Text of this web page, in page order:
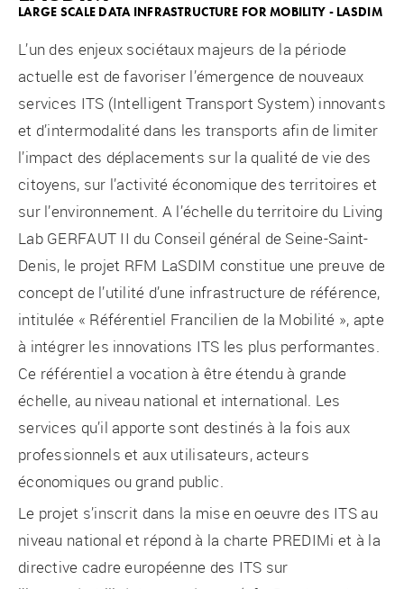
LARGE SCALE DATA INFRASTRUCTURE FOR MOBILITY - LASDIM
L’un des enjeux sociétaux majeurs de la période
actuelle est de favoriser l’émergence de nouveaux
services ITS (Intelligent Transport System) innovants
et d’intermodalité dans les transports afin de limiter
l’impact des déplacements sur la qualité de vie des
citoyens, sur l’activité économique des territoires et
sur l’environnement. A l’échelle du territoire du Living
Lab GERFAUT II du Conseil général de Seine-Saint-
Denis, le projet RFM LaSDIM constitue une preuve de
concept de l’utilité d’une infrastructure de référence,
intitulée « Référentiel Francilien de la Mobilité », apte
à intégrer les innovations ITS les plus performantes.
Ce référentiel a vocation à être étendu à grande
échelle, au niveau national et international. Les
services qu’il apporte sont destinés à la fois aux
professionnels et aux utilisateurs, acteurs
économiques ou grand public.
Le projet s’inscrit dans la mise en oeuvre des ITS au
niveau national et répond à la charte PREDIMi et à la
directive cadre européenne des ITS sur